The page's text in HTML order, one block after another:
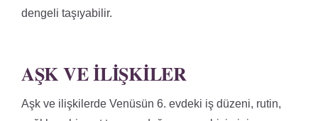
dengeli taşıyabilir.
AŞK VE İLIŞKILER
Aşk ve ilişkilerde Venüsün 6. evdeki iş düzeni, rutin,